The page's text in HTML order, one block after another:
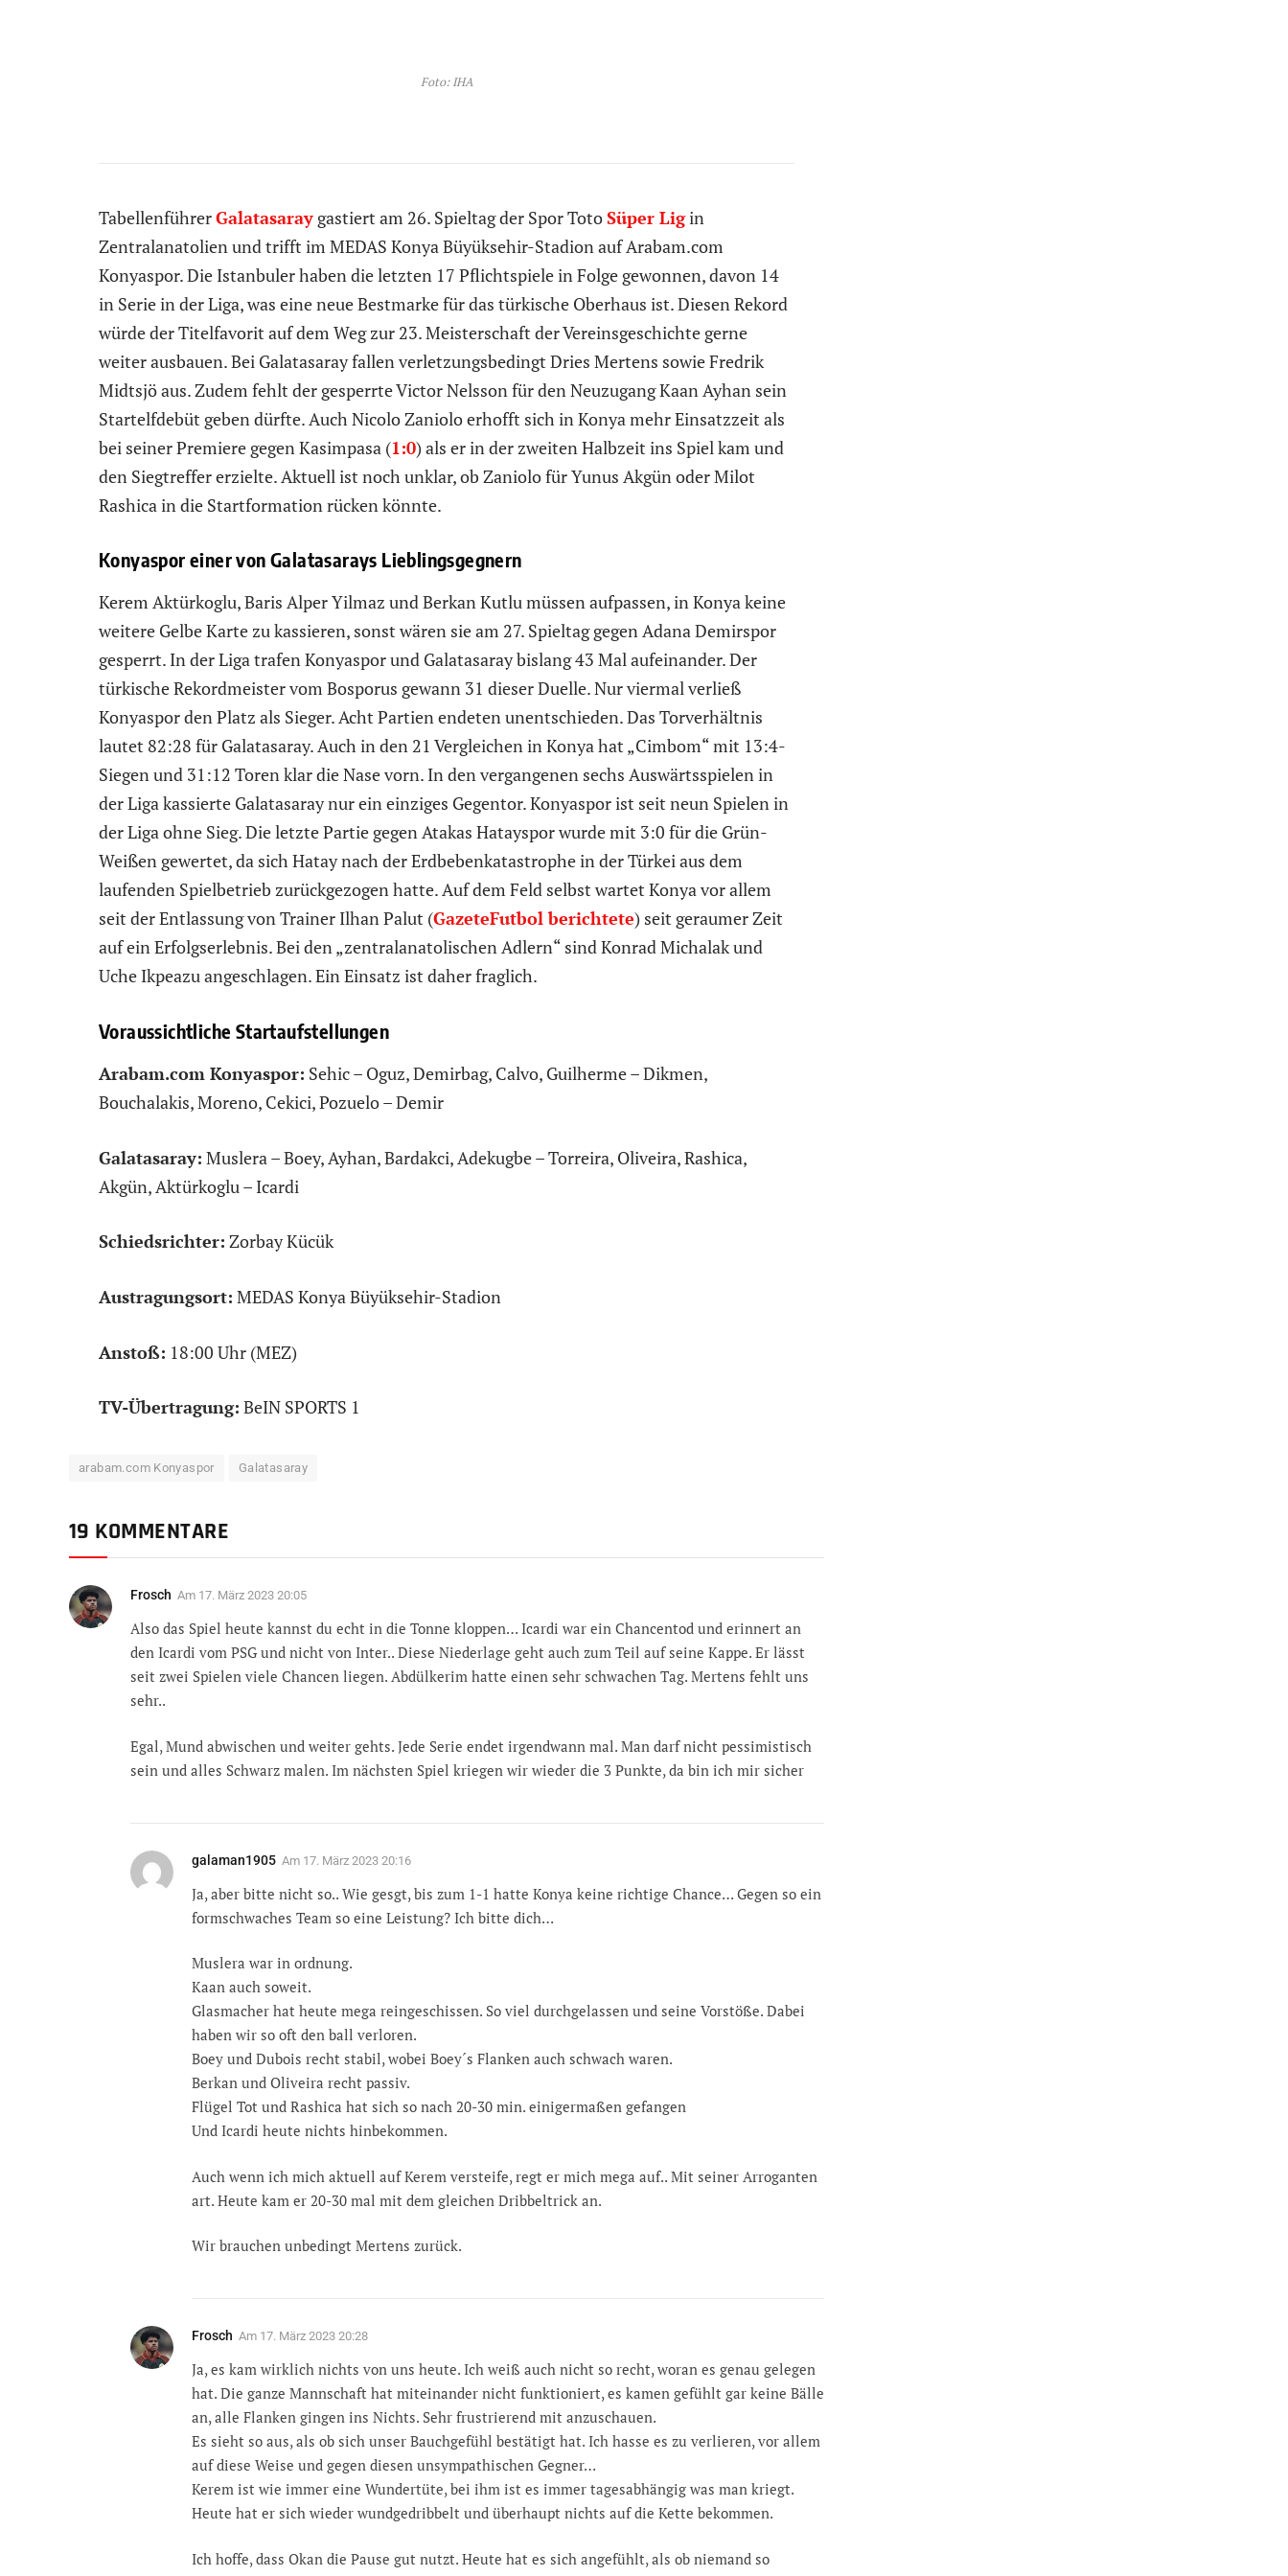
Foto: IHA
TabellenführerGalatasaray gastiert am 26. Spieltag der Spor TotoSüper Ligin
Zentralanatolien und trifft im MEDAS Konya Büyüksehir-Stadion auf Arabam.com
Konyaspor. Die Istanbuler haben die letzten 17 Pflichtspiele in Folge gewonnen, davon 14
in Serie in der Liga, was eine neue Bestmarke für das türkische Oberhaus ist. Diesen Rekord
würde der Titelfavorit auf dem Weg zur 23. Meisterschaft der Vereinsgeschichte gerne
weiter ausbauen. Bei Galatasaray fallen verletzungsbedingt Dries Mertens sowie Fredrik
Midtsjö aus. Zudem fehlt der gesperrte Victor Nelsson für den Neuzugang Kaan Ayhan sein
Startelfdebüt geben dürfte. Auch Nicolo Zaniolo erhofft sich in Konya mehr Einsatzzeit als
bei seiner Premiere gegen Kasimpasa (1:0) als er in der zweiten Halbzeit ins Spiel kam und
den Siegtreffer erzielte. Aktuell ist noch unklar, ob Zaniolo für Yunus Akgün oder Milot
Rashica in die Startformation rücken könnte.
Konyaspor einer von Galatasarays Lieblingsgegnern
Kerem Aktürkoglu, Baris Alper Yilmaz und Berkan Kutlu müssen aufpassen, in Konya keine
weitere Gelbe Karte zu kassieren, sonst wären sie am 27. Spieltag gegen Adana Demirspor
gesperrt. In der Liga trafen Konyaspor und Galatasaray bislang 43 Mal aufeinander. Der
türkische Rekordmeister vom Bosporus gewann 31 dieser Duelle. Nur viermal verließ
Konyaspor den Platz als Sieger. Acht Partien endeten unentschieden. Das Torverhältnis
lautet 82:28 für Galatasaray. Auch in den 21 Vergleichen in Konya hat „Cimbom“ mit 13:4-
Siegen und 31:12 Toren klar die Nase vorn. In den vergangenen sechs Auswärtsspielen in
der Liga kassierte Galatasaray nur ein einziges Gegentor. Konyaspor ist seit neun Spielen in
der Liga ohne Sieg. Die letzte Partie gegen Atakas Hatayspor wurde mit 3:0 für die Grün-
Weißen gewertet, da sich Hatay nach der Erdbebenkatastrophe in der Türkei aus dem
laufenden Spielbetrieb zurückgezogen hatte. Auf dem Feld selbst wartet Konya vor allem
seit der Entlassung von Trainer Ilhan Palut (GazeteFutbol berichtete) seit geraumer Zeit
auf ein Erfolgserlebnis. Bei den „zentralanatolischen Adlern“ sind Konrad Michalak und
Uche Ikpeazu angeschlagen. Ein Einsatz ist daher fraglich.
Voraussichtliche Startaufstellungen
Arabam.com Konyaspor: Sehic – Oguz, Demirbag, Calvo, Guilherme – Dikmen,
Bouchalakis, Moreno, Cekici, Pozuelo – Demir
Galatasaray: Muslera – Boey, Ayhan, Bardakci, Adekugbe – Torreira, Oliveira, Rashica,
Akgün, Aktürkoglu – Icardi
Schiedsrichter: Zorbay Kücük
Austragungsort: MEDAS Konya Büyüksehir-Stadion
Anstoß: 18:00 Uhr (MEZ)
TV-Übertragung: BeIN SPORTS 1
arabam.com Konyaspor Galatasaray
19 KOMMENTARE
Frosch Am 17. März 2023 20:05
Also das Spiel heute kannst du echt in die Tonne kloppen… Icardi war ein Chancentod und erinnert an
den Icardi vom PSG und nicht von Inter.. Diese Niederlage geht auch zum Teil auf seine Kappe. Er lässt
seit zwei Spielen viele Chancen liegen. Abdülkerim hatte einen sehr schwachen Tag. Mertens fehlt uns
sehr..
Egal, Mund abwischen und weiter gehts. Jede Serie endet irgendwann mal. Man darf nicht pessimistisch
sein und alles Schwarz malen. Im nächsten Spiel kriegen wir wieder die 3 Punkte, da bin ich mir sicher
galaman1905 Am 17. März 2023 20:16
Ja, aber bitte nicht so.. Wie gesgt, bis zum 1-1 hatte Konya keine richtige Chance… Gegen so ein
formschwaches Team so eine Leistung? Ich bitte dich…
Muslera war in ordnung.
Kaan auch soweit.
Glasmacher hat heute mega reingeschissen. So viel durchgelassen und seine Vorstöße. Dabei
haben wir so oft den ball verloren.
Boey und Dubois recht stabil, wobei Boey´s Flanken auch schwach waren.
Berkan und Oliveira recht passiv.
Flügel Tot und Rashica hat sich so nach 20-30 min. einigermaßen gefangen
Und Icardi heute nichts hinbekommen.
Auch wenn ich mich aktuell auf Kerem versteife, regt er mich mega auf.. Mit seiner Arroganten
art. Heute kam er 20-30 mal mit dem gleichen Dribbeltrick an.
Wir brauchen unbedingt Mertens zurück.
Frosch Am 17. März 2023 20:28
Ja, es kam wirklich nichts von uns heute. Ich weiß auch nicht so recht, woran es genau gelegen
hat. Die ganze Mannschaft hat miteinander nicht funktioniert, es kamen gefühlt gar keine Bälle
an, alle Flanken gingen ins Nichts. Sehr frustrierend mit anzuschauen.
Es sieht so aus, als ob sich unser Bauchgefühl bestätigt hat. Ich hasse es zu verlieren, vor allem
auf diese Weise und gegen diesen unsympathischen Gegner…
Kerem ist wie immer eine Wundertüte, bei ihm ist es immer tagesabhängig was man kriegt.
Heute hat er sich wieder wundgedribbelt und überhaupt nichts auf die Kette bekommen.
Ich hoffe, dass Okan die Pause gut nutzt. Heute hat es sich angefühlt, als ob niemand so